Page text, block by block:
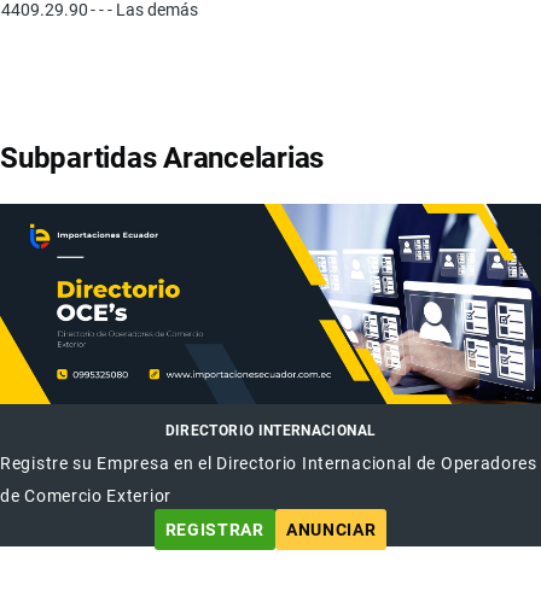
4409.29.90- - - Las demás
Subpartidas Arancelarias
DIRECTORIO INTERNACIONAL
Registre su Empresa en el Directorio Internacional de Operadores
de Comercio Exterior
REGISTRAR
ANUNCIAR